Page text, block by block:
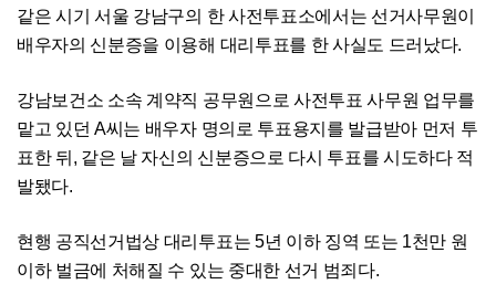
같은 시기 서울 강남구의 한 사전투표소에서는 선거사무원이
배우자의 신분증을 이용해 대리투표를 한 사실도 드러났다.
강남보건소 소속 계약직 공무원으로 사전투표 사무원 업무를
맡고 있던 A씨는 배우자 명의로 투표용지를 발급받아 먼저 투
표한 뒤, 같은 날 자신의 신분증으로 다시 투표를 시도하다 적
발됐다.
현행 공직선거법상 대리투표는 5년 이하 징역 또는 1천만 원
이하 벌금에 처해질 수 있는 중대한 선거 범죄다.